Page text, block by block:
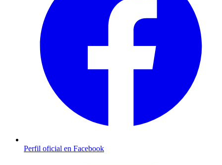
Perfil oficial en Facebook